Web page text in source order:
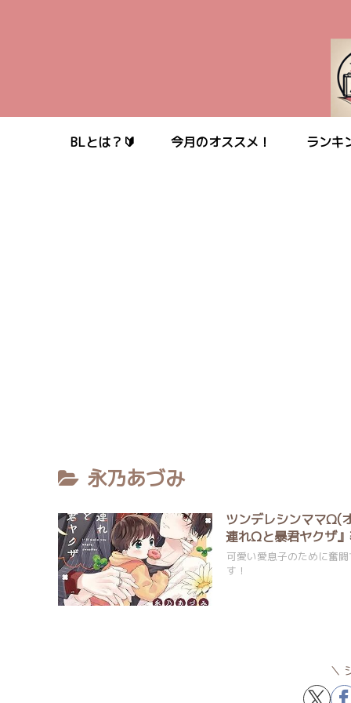
BLとは？🔰 今月のオススメ！ ランキ
永乃あづみ
ツンデレシンママΩ(
連れΩと暴君ヤクザ
可愛い愛息子のために奮
す！